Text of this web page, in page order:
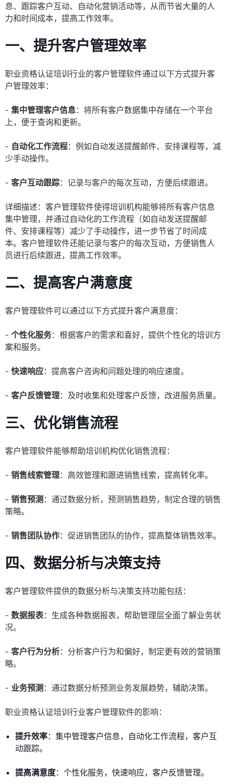
息、跟踪客户互动、自动化营销活动等，从而节省大量的人
力和时间成本，提高工作效率。
一、提升客户管理效率
职业资格认证培训行业的客户管理软件通过以下方式提升客
户管理效率：
- 集中管理客户信息：将所有客户数据集中存储在一个平台
上，便于查询和更新。
- 自动化工作流程：例如自动发送提醒邮件、安排课程等，减
少手动操作。
- 客户互动跟踪：记录与客户的每次互动，方便后续跟进。
详细描述：客户管理软件使得培训机构能够将所有客户信息
集中管理，并通过自动化的工作流程（如自动发送提醒邮
件、安排课程等）减少了手动操作，进一步节省了时间成
本。客户管理软件还能记录与客户的每次互动，方便销售人
员进行后续跟进，提高工作效率。
二、提高客户满意度
客户管理软件可以通过以下方式提升客户满意度：
- 个性化服务：根据客户的需求和喜好，提供个性化的培训方
案和服务。
- 快速响应：提高客户咨询和问题处理的响应速度。
- 客户反馈管理：及时收集和处理客户反馈，改进服务质量。
三、优化销售流程
客户管理软件能够帮助培训机构优化销售流程：
- 销售线索管理：高效管理和跟进销售线索，提高转化率。
- 销售预测 ：通过数据分析，预测销售趋势，制定合理的销售
策略。
- 销售团队协作：促进销售团队的协作，提高整体销售效率。
四、数据分析与决策支持
客户管理软件提供的数据分析与决策支持功能包括：
- 数据报表：生成各种数据报表，帮助管理层全面了解业务状
况。
- 客户行为分析：分析客户行为和偏好，制定更有效的营销策
略。
- 业务预测 ：通过数据分析预测业务发展趋势，辅助决策。
职业资格认证培训行业客户管理软件的影响：
提升效率：集中管理客户信息，自动化工作流程，客户互
动跟踪。
提高满意度：个性化服务，快速响应，客户反馈管理。